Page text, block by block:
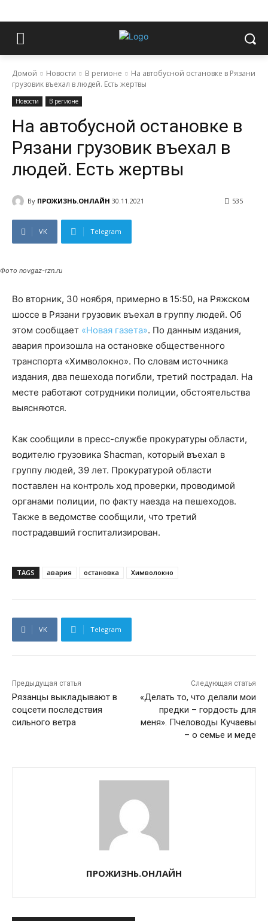
Домой Новости В регионе
На автобусной остановке в Рязани
грузовик въехал в людей. Есть жертвы
Новости В регионе
На автобусной остановке в
Рязани грузовик въехал в
людей. Есть жертвы
By ПРОЖИЗНЬ.ОНЛАЙН 30.11.2021 535
VK Telegram
Фото novgaz-rzn.ru
Во вторник, 30 ноября, примерно в 15:50, на Ряжском
шоссе в Рязани грузовик въехал в группу людей. Об
этом сообщает «Новая газета». По данным издания,
авария произошла на остановке общественного
транспорта «Химволокно». По словам источника
издания, два пешехода погибли, третий пострадал. На
месте работают сотрудники полиции, обстоятельства
выясняются.
Как сообщили в пресс-службе прокуратуры области,
водителю грузовика Shacman, который въехал в
группу людей, 39 лет. Прокуратурой области
поставлен на контроль ход проверки, проводимой
органами полиции, по факту наезда на пешеходов.
Также в ведомстве сообщили, что третий
пострадавший госпитализирован.
TAGS авария остановка Химволокно
VK Telegram
Предыдущая статья
Рязанцы выкладывают в
соцсети последствия
сильного ветра
Следующая статья
«Делать то, что делали мои
предки – гордость для
меня». Пчеловоды Кучаевы
– о семье и меде
ПРОЖИЗНЬ.ОНЛАЙН